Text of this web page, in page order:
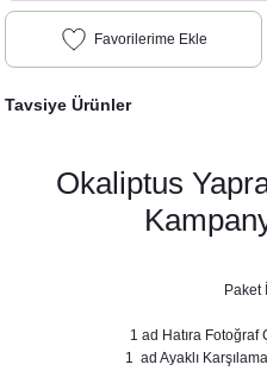
Tavsiye Ürünler
Okaliptus
Paket
1 ad Hatıra
1 ad Ayaklı